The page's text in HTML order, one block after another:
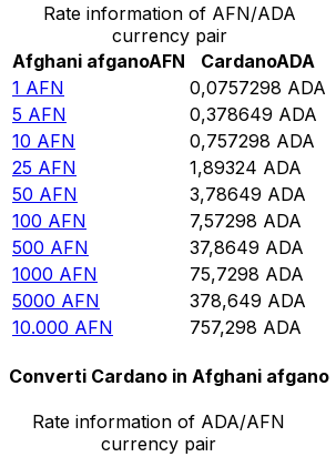
Rate information of AFN/ADA
currency pair
Afghani afganoAFN CardanoADA
1 AFN 0,0757298 ADA
5 AFN 0,378649 ADA
10 AFN 0,757298 ADA
25 AFN 1,89324 ADA
50 AFN 3,78649 ADA
100 AFN 7,57298 ADA
500 AFN 37,8649 ADA
1000 AFN 75,7298 ADA
5000 AFN 378,649 ADA
10.000 AFN 757,298 ADA
Converti Cardano in Afghani afgano
Rate information of ADA/AFN
currency pair